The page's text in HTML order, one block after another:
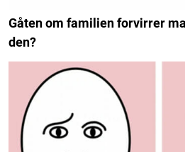
Gåten om familien forvirrer
den?